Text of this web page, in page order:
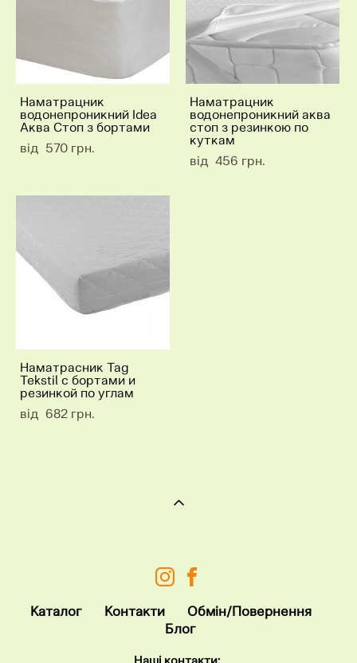
Наматрацник
водонепроникний Idea
Аква Стоп з бортами
від 570 грн.
Наматрацник
водонепроникний аква
стоп з резинкою по
куткам
від 456 грн.
Наматрасник Tag
Tekstil с бортами и
резинкой по углам
від 682 грн.
Каталог Контакти Обмін/Повернення
Блог